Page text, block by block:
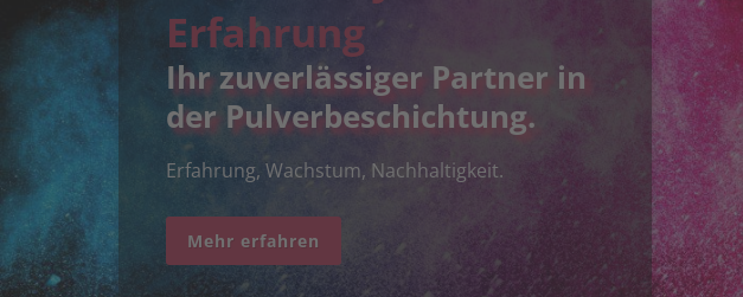
Erfahrung
Ihr zuverlässiger Partner in
der Pulverbeschichtung.
Erfahrung, Wachstum, Nachhaltigkeit.
Mehr erfahren